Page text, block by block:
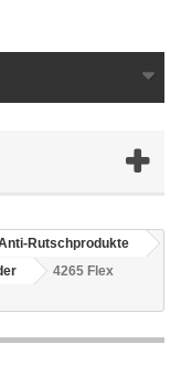
Rutschprodukte
4265 Flex